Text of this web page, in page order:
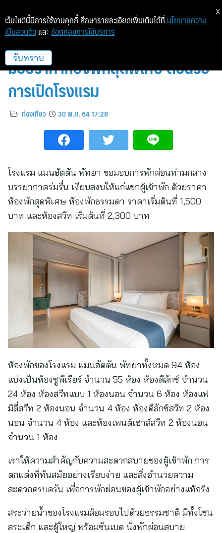
โรงแรม แมนฮัตตัน พัทยา พร้อม
มอบราคาห้องพักสุดพิเศษ ต้อนรับ
การเปิดโรงแรม
ท่องเที่ยว 30 พ.ย. 64 17:28
โรงแรม แมนฮัตตัน พัทยา ขอมอบการพักผ่อนท่ามกลาง
บรรยากาศร่มรื่น เงียบสงบให้แก่แขกผู้เข้าพัก ด้วยราคา
ห้องพักสุดพิเศษ ห้องพักธรรมดา ราคาเริ่มต้นที่ 1,500
บาท และห้องสวีท เริ่มต้นที่ 2,300 บาท
ห้องพักของโรงแรม แมนฮัตตัน พัทยาทั้งหมด 94 ห้อง
แบ่งเป็นห้องซูพีเรียร์ จำนวน 55 ห้อง ห้องดีลักซ์ จำนวน
24 ห้อง ห้องสวีทแบบ 1 ห้องนอน จำนวน 6 ห้อง ห้องแฟ
มิลี่สวีท 2 ห้องนอน จำนวน 4 ห้อง ห้องดีลักซ์สวีท 2 ห้อง
นอน จำนวน 4 ห้อง และห้องเพนต์เฮาส์สวีท 2 ห้องนอน
จำนวน 1 ห้อง
เราให้ความสำคัญกับความสะดวกสบายของผู้เข้าพัก การ
ตกแต่งที่ทันสมัยอย่างเรียบง่าย และสิ่งอำนวยความ
สะดวกครบครัน เพื่อการพักผ่อนของผู้เข้าพักอย่างแท้จริง
สระว่ายน้ำของโรงแรมล้อมรอบไปด้วยธรรมชาติ มีทั้งโซน
สระเด็ก และผู้ใหญ่ พร้อมซันเบด นั่งพักผ่อนสบาย
เว็บไซต์นี้มีการใช้งานคุกกี้ ศึกษารายละเอียดเพิ่มเติมได้ที่ นโยบายความ
เป็นส่วนตัว และ ข้อตกลงการใช้บริการ
รับทราบ
X